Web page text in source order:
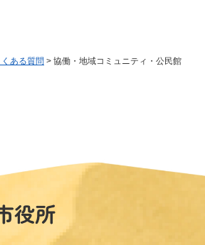
くある質問 > 協働・地域コミュニティ・公民館